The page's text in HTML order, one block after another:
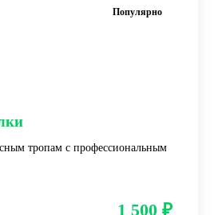
Популярно
тропам с профессиональным
1 500 ₽